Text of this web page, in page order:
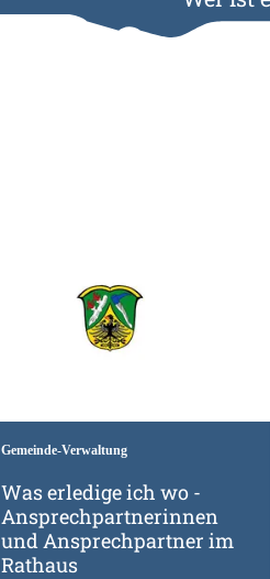
Gemeinde-Verwaltung
Was erledige ich wo -
Ansprechpartnerinnen
und Ansprechpartner im
Rathaus